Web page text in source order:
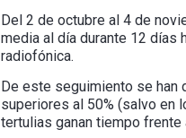
Del 2 de octubre al 4 de
media al día durante 12 días
radiofónica.
De este seguimiento se
superiores al 50% (salvo en
tertulias ganan tiempo